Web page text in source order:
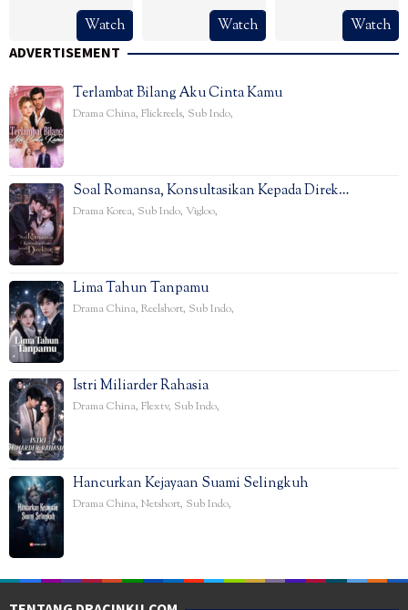
Watch Watch Watch
ADVERTISEMENT
Terlambat Bilang Aku Cinta Kamu
Drama China, Flickreels, Sub Indo,
Soal Romansa, Konsultasikan Kepada Direk…
Drama Korea, Sub Indo, Vigloo,
Lima Tahun Tanpamu
Drama China, Reelshort, Sub Indo,
Istri Miliarder Rahasia
Drama China, Flextv, Sub Indo,
Hancurkan Kejayaan Suami Selingkuh
Drama China, Netshort, Sub Indo,